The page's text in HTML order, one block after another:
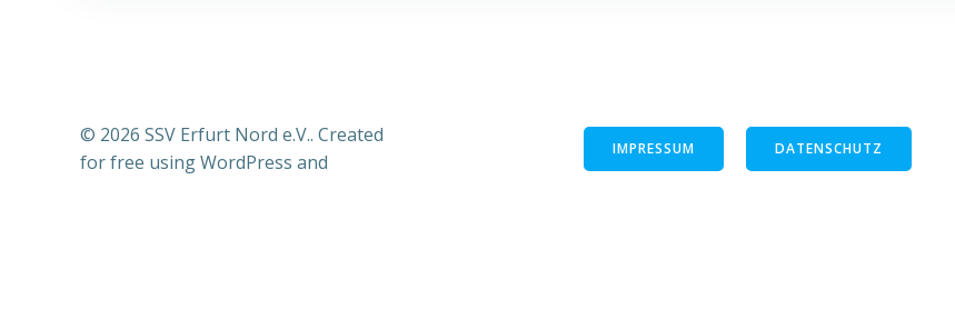
© 2026 SSV Erfurt Nord e.V.. Created
for free using WordPress and
IMPRESSUM DATENSCHUTZ